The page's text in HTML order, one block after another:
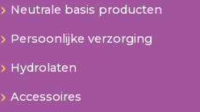
Neutrale basis producten
Persoonlijke verzorging
Hydrolaten
Accessoires